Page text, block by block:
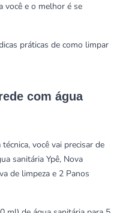
você e o melhor é se
práticas de como limpar
com água
você vai precisar de
sanitária Ypê, Nova
de limpeza e 2 Panos